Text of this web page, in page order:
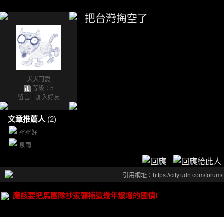
犬犬可愛
等級：5
留言
加入好友
文章推薦人 (2)
將將好
泉雨
把台灣掏空了
引用網址：https://city.udn.com/
應該要把馬團隊抄家彌補這幾年爆增的國債!